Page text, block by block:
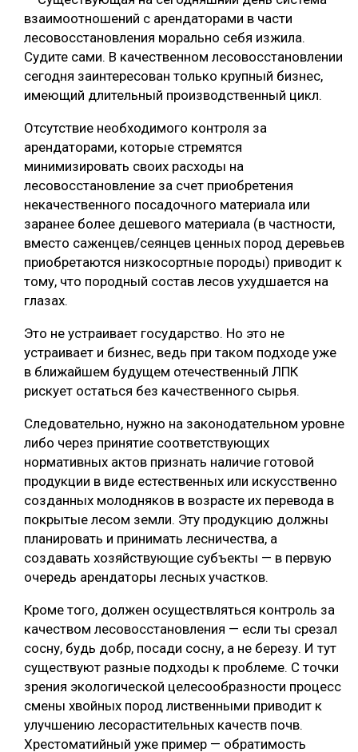
взаимоотношений с арендаторами в части
лесовосстановления морально себя изжила.
Судите сами. В качественном лесовосстановлении
сегодня заинтересован только крупный бизнес,
имеющий длительный производственный цикл.
Отсутствие необходимого контроля за
арендаторами, которые стремятся
минимизировать своих расходы на
лесовосстановление за счет приобретения
некачественного посадочного материала или
заранее более дешевого материала (в частности,
вместо саженцев/сеянцев ценных пород деревьев
приобретаются низкосортные породы) приводит к
тому, что породный состав лесов ухудшается на
глазах.
Это не устраивает государство. Но это не
устраивает и бизнес, ведь при таком подходе уже
в ближайшем будущем отечественный ЛПК
рискует остаться без качественного сырья.
Следовательно, нужно на законодательном уровне
либо через принятие соответствующих
нормативных актов признать наличие готовой
продукции в виде естественных или искусственно
созданных молодняков в возрасте их перевода в
покрытые лесом земли. Эту продукцию должны
планировать и принимать лесничества, а
создавать хозяйствующие субъекты — в первую
очередь арендаторы лесных участков.
Кроме того, должен осуществляться контроль за
качеством лесовосстановления — если ты срезал
сосну, будь добр, посади сосну, а не березу. И тут
существуют разные подходы к проблеме. С точки
зрения экологической целесообразности процесс
смены хвойных пород лиственными приводит к
улучшению лесорастительных качеств почв.
Хрестоматийный уже пример — обратимость